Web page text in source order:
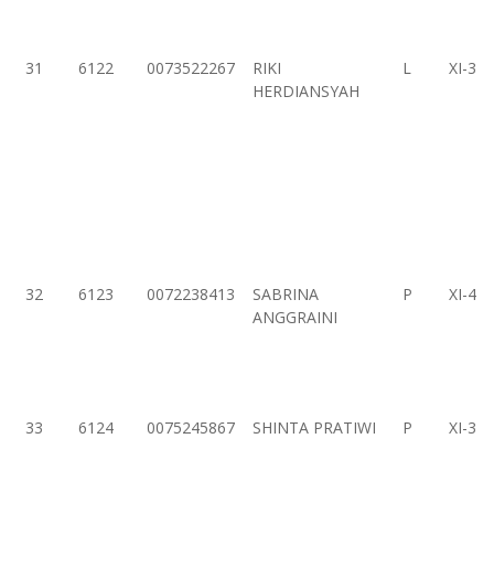
31 6122 0073522267
RIKI
HERDIANSYAH
L XI-3
32 6123 0072238413
SABRINA
ANGGRAINI
P XI-4
33 6124 0075245867 SHINTA PRATIWI P XI-3